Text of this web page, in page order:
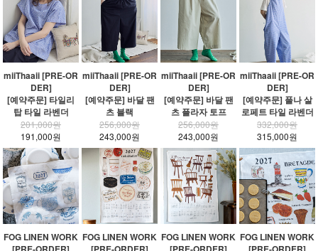
miiThaaii [PRE-OR
DER]
[예약주문] 타일리
탑 타일 라벤더
201,000원
191,000원
miiThaaii [PRE-OR
DER]
[예약주문] 바달 팬
츠 블랙
256,000원
243,000원
miiThaaii [PRE-OR
DER]
[예약주문] 바달 팬
츠 플라자 토프
256,000원
243,000원
miiThaaii [PRE-OR
DER]
[예약주문] 풀나 살
로페트 타일 라벤더
332,000원
315,000원
FOG LINEN WORK FOG LINEN WORK FOG LINEN WORK FOG LINEN WORK